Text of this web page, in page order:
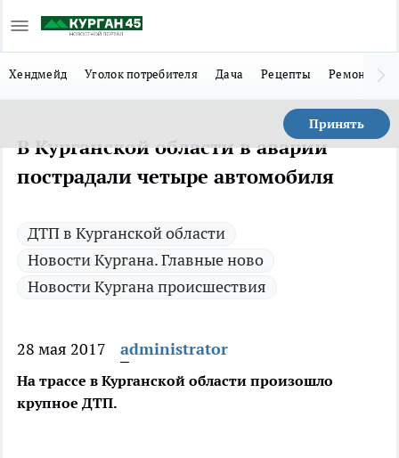
Хендмейд Уголок потребителя Дача Рецепты Ремонт
Принять
В Курганской области в аварии
пострадали четыре автомобиля
ДТП в Курганской области
Новости Кургана. Главные ново
Новости Кургана происшествия
28 мая 2017 administrator
На трассе в Курганской области произошло
крупное ДТП.